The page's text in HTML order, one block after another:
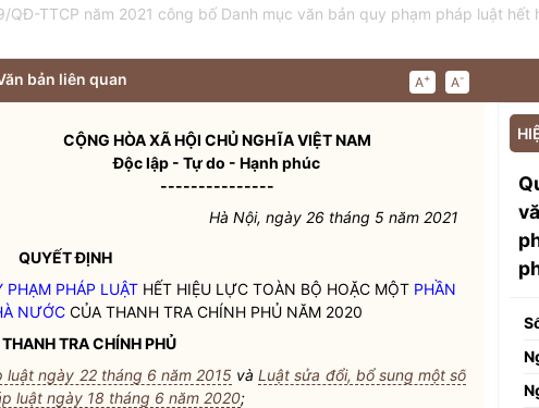
QĐ-TTCP năm 2021 công bố Danh mục văn bản quy phạm pháp luật
bản liên quan A+ A-
CỘNG HÒA XÃ HỘI CHỦ NGHĨA VIỆT NAM
Độc lập - Tự do - Hạnh phúc
---------------
Hà Nội, ngày 26 tháng 5 năm 2021
QUYẾT ĐỊNH
PHẠM PHÁP LUẬTHẾT HIỆU LỰC TOÀN BỘ HOẶC MỘT PHẦN
NƯỚCCỦA THANH TRA CHÍNH PHỦ NĂM 2020
TRA CHÍNH PHỦ
ngày 22 tháng 6 năm 2015 vàLuật sửa đổi, bổ sung một số
luật ngày 18 tháng 6 năm 2020;